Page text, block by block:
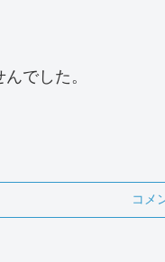
でした。
コメ